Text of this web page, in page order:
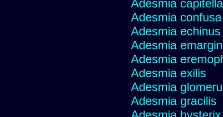
Adesmia capitella
Adesmia confusa
Adesmia echinus
Adesmia
Adesmia
Adesmia exilis
Adesmia
Adesmia gracilis